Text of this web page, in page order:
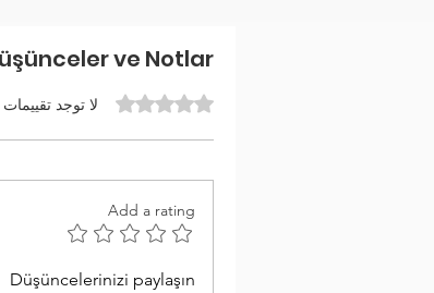
ve Notlar
تم التقييم بـ 0 من أصل 5 نجوم. لا توجد
Add a rating
Düşüncelerinizi paylaşın